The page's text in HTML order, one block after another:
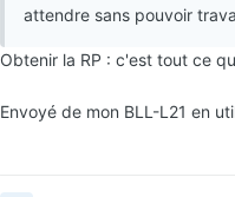
attendre sans pouvoir
Obtenir la RP : c'est tout ce
Envoyé de mon BLL-L21 en